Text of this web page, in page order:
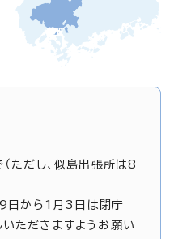
だし、似島出張所は8
日から1月3日は閉庁
ただきますようお願い